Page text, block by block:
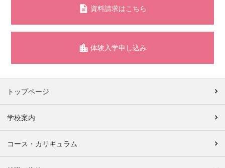
資料請求はこちら
体験入学申し込み
トップページ
学校案内
コース・カリキュラム